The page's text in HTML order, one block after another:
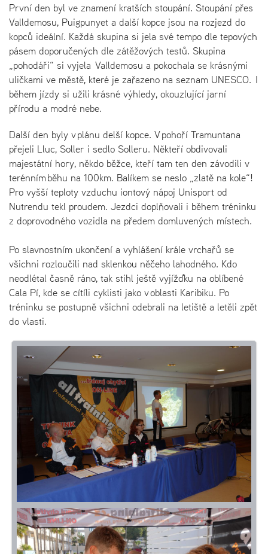
První den byl ve znamení kratších stoupání. Stoupání přes
Valldemosu, Puigpunyet a další kopce jsou na rozjezd do
kopců ideální. Každá skupina si jela své tempo dle tepových
pásem doporučených dle zátěžových testů. Skupina
„pohodáři“ si vyjela Valldemosu a pokochala se krásnými
uličkami ve městě, které je zařazeno na seznam UNESCO. I
během jízdy si užili krásné výhledy, okouzlující jarní
přírodu a modré nebe.
Další den byly v plánu delší kopce. V pohoří Tramuntana
přejeli Lluc, Soller i sedlo Solleru. Někteří obdivovali
majestátní hory, někdo běžce, kteří tam ten den závodili v
terénním běhu na 100km. Balíkem se neslo „zlatě na kole“!
Pro vyšší teploty vzduchu iontový nápoj Unisport od
Nutrendu tekl proudem. Jezdci doplňovali i během tréninku
z doprovodného vozidla na předem domluvených místech.
Po slavnostním ukončení a vyhlášení krále vrchařů se
všichni rozloučili nad sklenkou něčeho lahodného. Kdo
neodlétal časně ráno, tak stihl ještě vyjížďku na oblíbené
Cala Pí, kde se cítíli cyklisti jako v oblasti Karibiku. Po
tréninku se postupně všichni odebrali na letiště a letěli zpět
do vlasti.